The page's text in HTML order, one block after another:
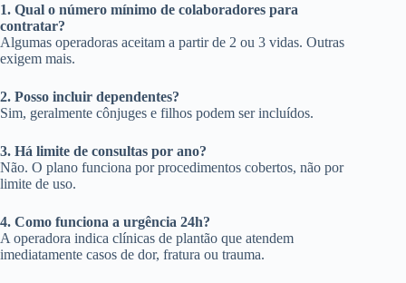
1. Qual o número mínimo de colaboradores para
contratar?
Algumas operadoras aceitam a partir de 2 ou 3 vidas. Outras
exigem mais.
2. Posso incluir dependentes?
Sim, geralmente cônjuges e filhos podem ser incluídos.
3. Há limite de consultas por ano?
Não. O plano funciona por procedimentos cobertos, não por
limite de uso.
4. Como funciona a urgência 24h?
A operadora indica clínicas de plantão que atendem
imediatamente casos de dor, fratura ou trauma.